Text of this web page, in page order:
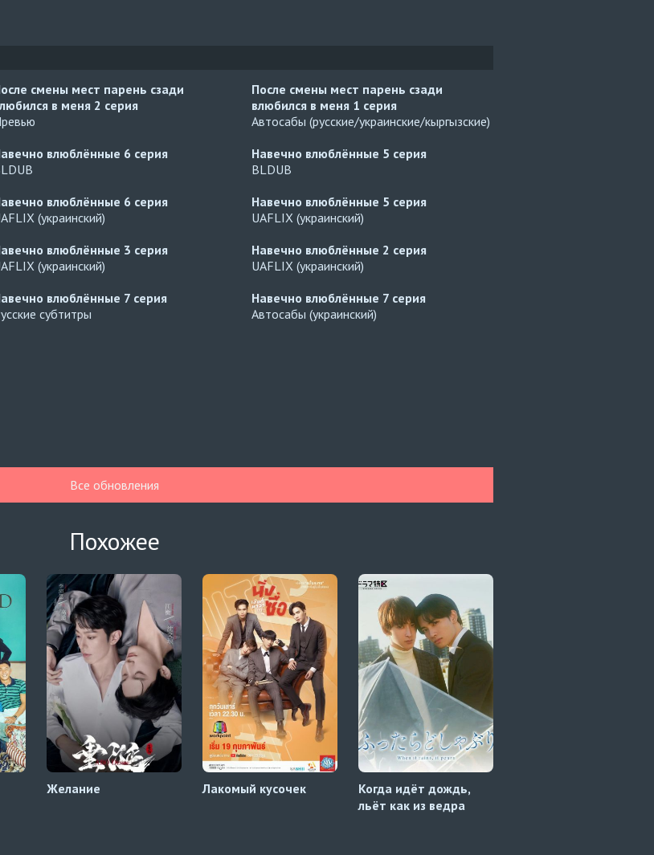
смены мест парень сзади
в меня 2 серия
После смены мест парень сзади
влюбился в меня 1 серия
Автосабы (русские/украинские/кыргызские)
влюблённые 6 серия
Навечно влюблённые 5 серия
BLDUB
влюблённые 6 серия
(украинский)
Навечно влюблённые 5 серия
UAFLIX (украинский)
влюблённые 3 серия
(украинский)
Навечно влюблённые 2 серия
UAFLIX (украинский)
влюблённые 7 серия
субтитры
Навечно влюблённые 7 серия
Автосабы (украинский)
Все обновления
Похожее
Желание Лакомый кусочек
Когда идёт дождь,
льёт как из ведра